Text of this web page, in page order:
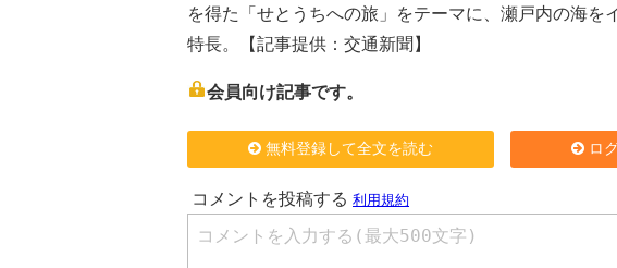
を得た「せとうちへの旅」をテーマに、瀬戸内の海を
特長。【記事提供：交通新聞】
会員向け記事です。
無料登録して全文を読む ロ